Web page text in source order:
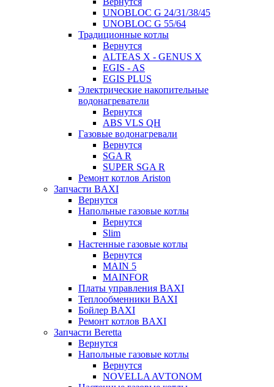
UNOBLOC G 24/31/38/45
UNOBLOC G 55/64
Традиционные котлы
Вернутся
ALTEAS X - GENUS X
EGIS - AS
EGIS PLUS
Электрические накопительные
водонагреватели
Вернутся
ABS VLS QH
Газовые водонагревали
Вернутся
SGA R
SUPER SGA R
Ремонт котлов Ariston
Запчасти BAXI
Вернутся
Напольные газовые котлы
Вернутся
Slim
Настенные газовые котлы
Вернутся
MAIN 5
MAINFOR
Платы управления BAXI
Теплообменники BAXI
Бойлер BAXI
Ремонт котлов BAXI
Запчасти Beretta
Вернутся
Напольные газовые котлы
Вернутся
NOVELLA AVTONOM